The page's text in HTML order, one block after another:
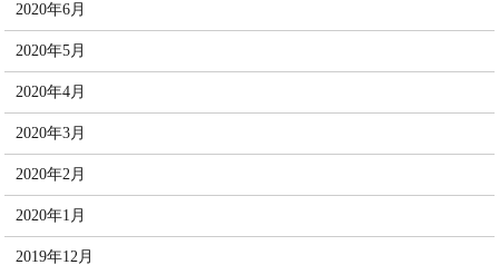
2020年6月
2020年5月
2020年4月
2020年3月
2020年2月
2020年1月
2019年12月